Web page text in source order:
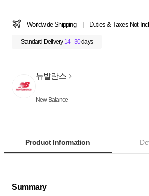
Worldwide Shipping Duties & Taxes Not
Standard Delivery 14 - 30days
뉴발란스
New Balance
Product Information
Summary